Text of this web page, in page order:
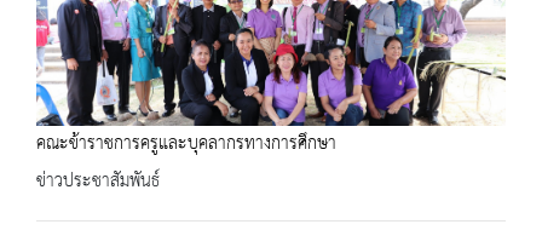
คณะข้าราชการครูและบุคลากรทางการศึกษา
ข่าวประชาสัมพันธ์